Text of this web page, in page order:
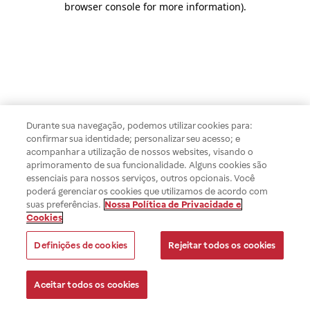
browser console for more information).
Durante sua navegação, podemos utilizar cookies para:
confirmar sua identidade; personalizar seu acesso; e
acompanhar a utilização de nossos websites, visando o
aprimoramento de sua funcionalidade. Alguns cookies são
essenciais para nossos serviços, outros opcionais. Você
poderá gerenciar os cookies que utilizamos de acordo com
suas preferências. Nossa Política de Privacidade e
Cookies
Definições de cookies Rejeitar todos os cookies
Aceitar todos os cookies